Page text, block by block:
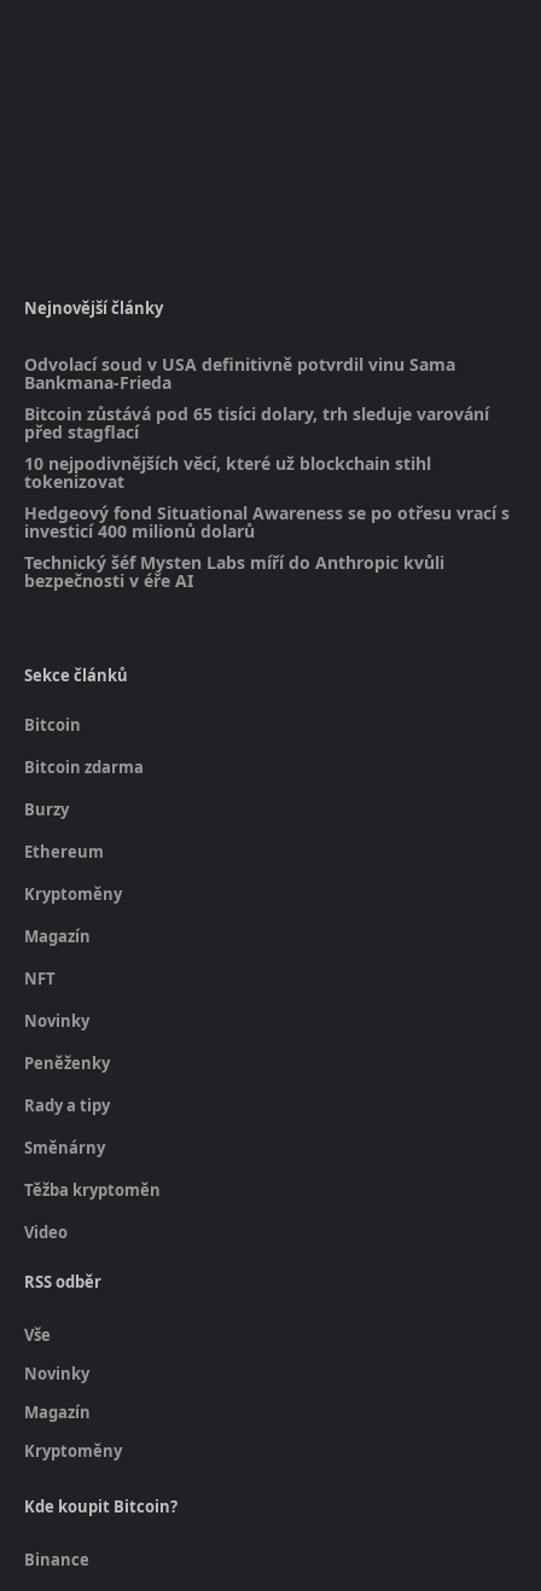
Nejnovější články
Odvolací soud v USA definitivně potvrdil vinu Sama
Bankmana-Frieda
Bitcoin zůstává pod 65 tisíci dolary, trh sleduje varování
před stagflací
10 nejpodivnějších věcí, které už blockchain stihl
tokenizovat
Hedgeový fond Situational Awareness se po otřesu vrací s
investicí 400 milionů dolarů
Technický šéf Mysten Labs míří do Anthropic kvůli
bezpečnosti v éře AI
Sekce článků
Bitcoin
Bitcoin zdarma
Burzy
Ethereum
Kryptoměny
Magazín
NFT
Novinky
Peněženky
Rady a tipy
Směnárny
Těžba kryptoměn
Video
RSS odběr
Vše
Novinky
Magazín
Kryptoměny
Kde koupit Bitcoin?
Binance